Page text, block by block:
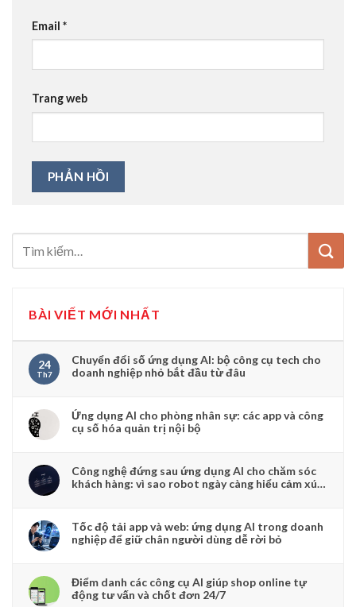
BÀI VIẾT MỚI NHẤT
24
Th7
Chuyển đổi số ứng dụng AI: bộ công cụ tech cho
doanh nghiệp nhỏ bắt đầu từ đâu
Ứng dụng AI cho phòng nhân sự: các app và công
cụ số hóa quản trị nội bộ
Công nghệ đứng sau ứng dụng AI cho chăm sóc
khách hàng: vì sao robot ngày càng hiểu cảm xúc
Tốc độ tải app và web: ứng dụng AI trong doanh
nghiệp để giữ chân người dùng dễ rời bỏ
Điểm danh các công cụ AI giúp shop online tự
động tư vấn và chốt đơn 24/7
Email *
Trang web